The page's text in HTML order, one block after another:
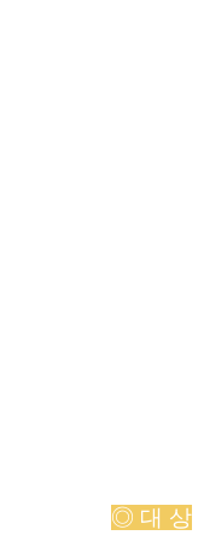
◎ 대 상